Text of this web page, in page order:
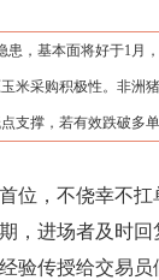
患，基本面将好于1月
米采购积极性。非洲
支撑，若有效跌破多单
位，不侥幸不扛
，进场者及时回
验传授给交易员